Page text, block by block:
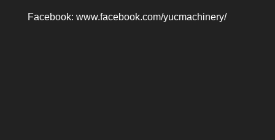
Facebook: www.facebook.com/yucmachinery/